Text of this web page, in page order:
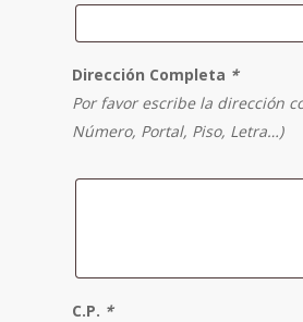
Dirección Completa *
Por favor escribe la dirección
Número, Portal, Piso, Letra…)
C.P. *